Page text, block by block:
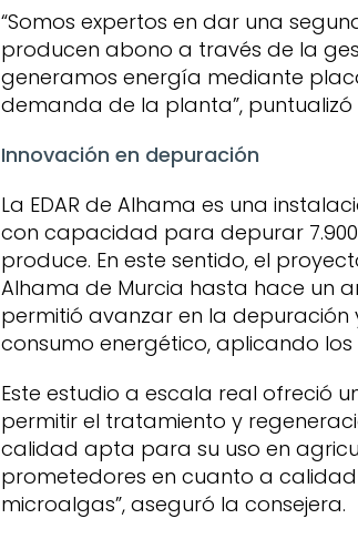
“Somos expertos en dar una
producen abono a través de la
generamos energía mediante
demanda de la planta”, puntualizó
Innovación en depuración
La EDAR de Alhama es una
con capacidad para depurar
produce. En este sentido, el
Alhama de Murcia hasta hace un
permitió avanzar en la
consumo energético, aplicando
Este estudio a escala real ofreció
permitir el tratamiento y
calidad apta para su uso en
prometedores en cuanto a
microalgas”, aseguró la consejera.